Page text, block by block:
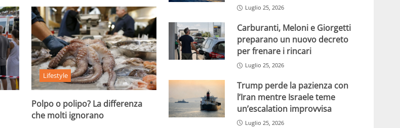
Lifestyle
Polpo o polipo? La differenza
che molti ignorano
Luglio 25, 2026
Carburanti, Meloni e Giorgetti
preparano un nuovo decreto
per frenare i rincari
Luglio 25, 2026
Trump perde la pazienza con
l’Iran mentre Israele teme
un’escalation improvvisa
Luglio 25, 2026